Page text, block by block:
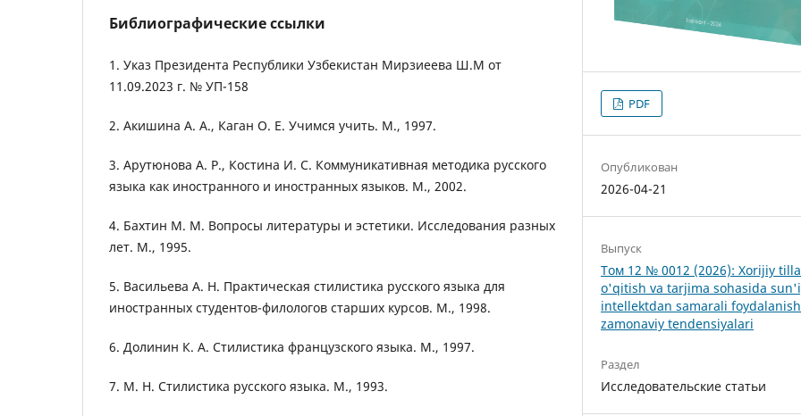
Библиографические ссылки
1. Указ Президента Республики Узбекистан Мирзиеева Ш.М от
11.09.2023 г. № УП-158
2. Акишина А. А., Каган О. Е. Учимся учить. М., 1997.
3. Арутюнова А. Р., Костина И. С. Коммуникативная методика русского
языка как иностранного и иностранных языков. М., 2002.
4. Бахтин М. М. Вопросы литературы и эстетики. Исследования разных
лет. М., 1995.
5. Васильева А. Н. Практическая стилистика русского языка для
иностранных студентов-филологов старших курсов. М., 1998.
6. Долинин К. А. Стилистика французского языка. М., 1997.
7. М. Н. Стилистика русского языка. М., 1993.
PDF
Опубликован
2026-04-21
Выпуск
Том 12 № 0012 (2026): Xorijiy
o'qitish va tarjima sohasida
intellektdan samarali
zamonaviy tendensiyalari
Раздел
Исследовательские статьи